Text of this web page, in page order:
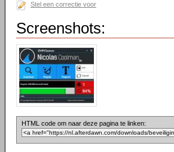
Stel een correctie voor
Screenshots:
HTML code om naar deze pagina te linken: